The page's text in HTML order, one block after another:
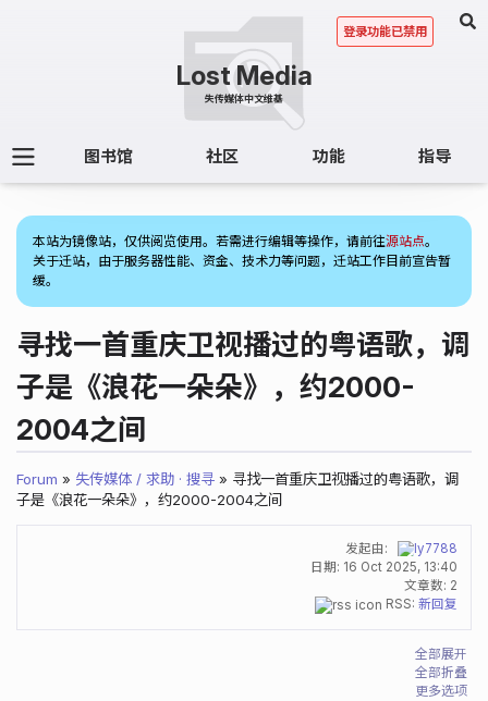
图书馆 社区 功能 指导
登录功能已禁用
本站为镜像站，仅供阅览使用。若需进行编辑等操作，请前往源站点。
关于迁站，由于服务器性能、资金、技术力等问题，迁站工作目前宣告暂
缓。
寻找一首重庆卫视播过的粤语歌，调
子是《浪花一朵朵》，约2000-
2004之间
Forum » 失传媒体 / 求助 · 搜寻 » 寻找一首重庆卫视播过的粤语歌，调
子是《浪花一朵朵》，约2000-2004之间
发起由:
ly7788
日期: 16 Oct 2025, 13:40
文章数: 2
RSS: 新回复
全部展开
全部折叠
更多选项